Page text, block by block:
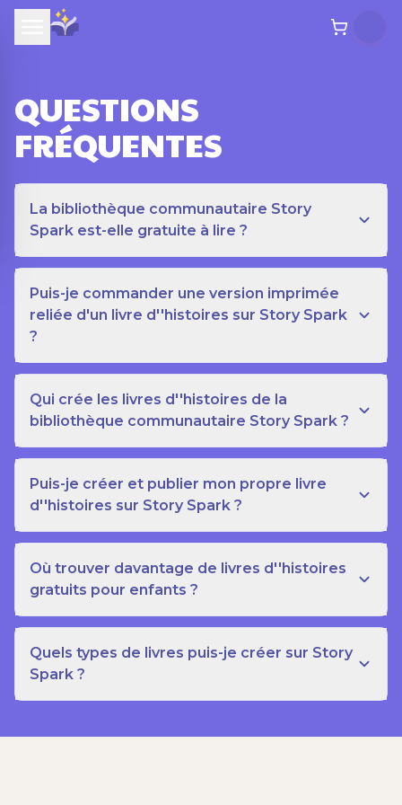
QUESTIONS
FRÉQUENTES
La bibliothèque communautaire Story
Spark est-elle gratuite à lire ?
Puis-je commander une version imprimée
reliée d'un livre d''histoires sur Story Spark
?
Qui crée les livres d''histoires de la
bibliothèque communautaire Story Spark ?
Puis-je créer et publier mon propre livre
d''histoires sur Story Spark ?
Où trouver davantage de livres d''histoires
gratuits pour enfants ?
Quels types de livres puis-je créer sur Story
Spark ?